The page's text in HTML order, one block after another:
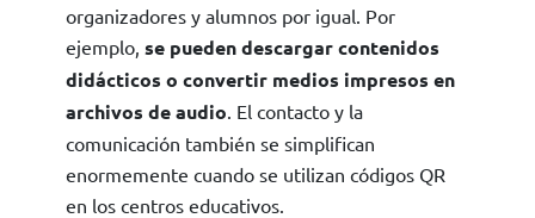
organizadores y alumnos por igual. Por
ejemplo, se pueden descargar contenidos
didácticos o convertir medios impresos en
archivos de audio . El contacto y la
comunicación también se simplifican
enormemente cuando se utilizan códigos QR
en los centros educativos.